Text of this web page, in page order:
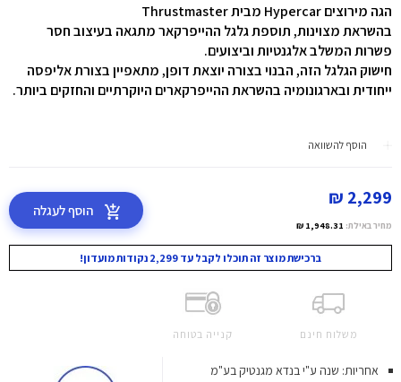
הגה מירוצים Hypercar מבית Thrustmaster
בהשראת מצוינות, תוספת גלגל ההייפרקאר מתגאה בעיצוב חסר
פשרות המשלב אלגנטיות וביצועים.
חישוק הגלגל הזה, הבנוי בצורה יוצאת דופן, מתאפיין בצורת אליפסה
ייחודית ובארגונומיה בהשראת ההייפרקארים היוקרתיים והחזקים ביותר.
הוסף להשוואה
2,299 ₪
מחיר באילת: 1,948.31 ₪
הוסף לעגלה
ברכישת מוצר זה תוכלו לקבל עד 2,299 נקודות מועדון!
משלוח חינם קנייה בטוחה
אחריות: שנה ע"י בנדא מגנטיק בע"מ